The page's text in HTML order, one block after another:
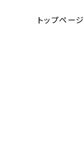
トップページ